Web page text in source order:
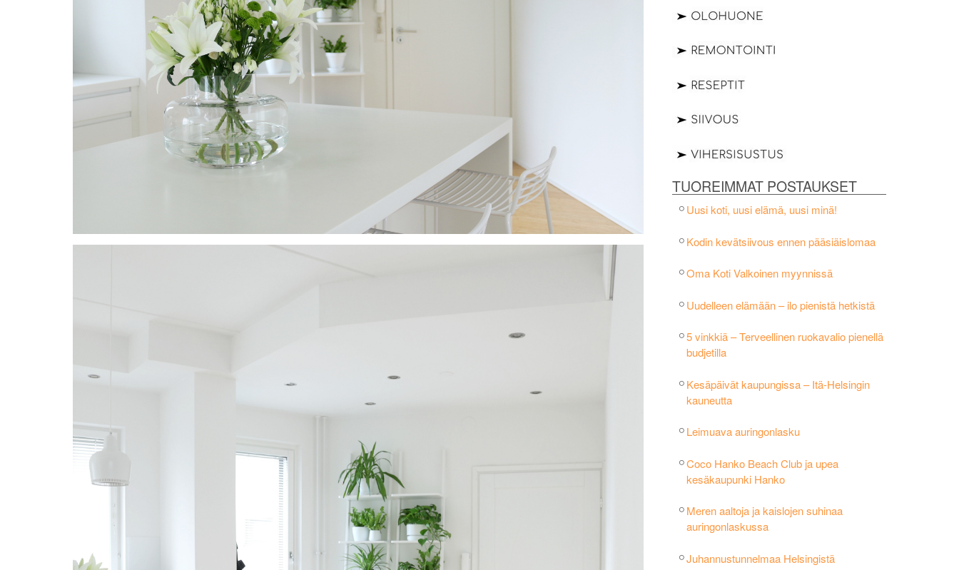
TUOREIMMAT POSTAUKSET
Uusi koti, uusi elämä, uusi minä!
Kodin kevätsiivous ennen pääsiäislomaa
Oma Koti Valkoinen myynnissä
Uudelleen elämään – ilo pienistä hetkistä
5 vinkkiä – Terveellinen ruokavalio pienellä
budjetilla
Kesäpäivät kaupungissa – Itä-Helsingin
kauneutta
Leimuava auringonlasku
Coco Hanko Beach Club ja upea
kesäkaupunki Hanko
Meren aaltoja ja kaislojen suhinaa
auringonlaskussa
Juhannustunnelmaa Helsingistä